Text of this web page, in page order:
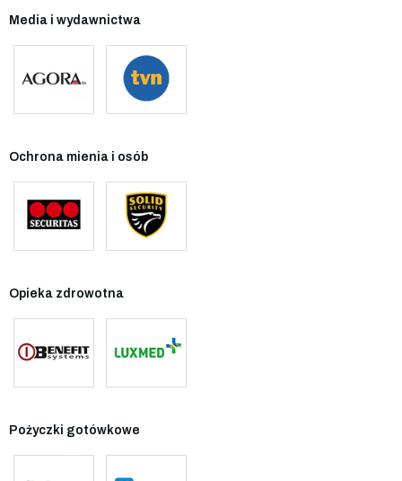
Media i wydawnictwa
Ochrona mienia i osób
Opieka zdrowotna
Pożyczki gotówkowe